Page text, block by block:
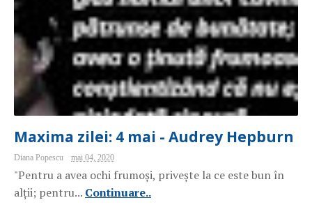
Maxima zilei: 4 mai - Audrey Hepburn
Diana Popescu mai 04, 2020
"Pentru a avea ochi frumoși, privește la ce este bun în
alții; pentru... Continuare..